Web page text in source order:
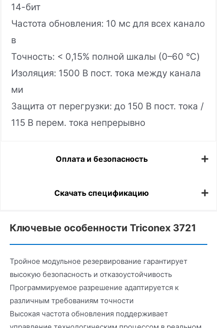
14-бит
Частота обновления: 10 мс для всех канало
в
Точность: < 0,15% полной шкалы (0–60 °C)
Изоляция: 1500 В пост. тока между канала
ми
Защита от перегрузки: до 150 В пост. тока /
115 В перем. тока непрерывно
Оплата и безопасность
Скачать спецификацию
Ключевые особенности Triconex 3721
Тройное модульное резервирование гарантирует
высокую безопасность и отказоустойчивость
Программируемое разрешение адаптируется к
различным требованиям точности
Высокая частота обновления поддерживает